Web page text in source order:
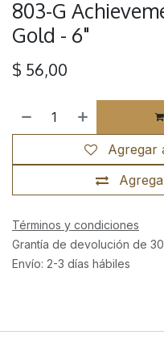
803-G
Gold - 6"
$ 56,00
Agregar
Términos y condiciones
Grantía de devolución de
Envío: 2-3 días hábiles